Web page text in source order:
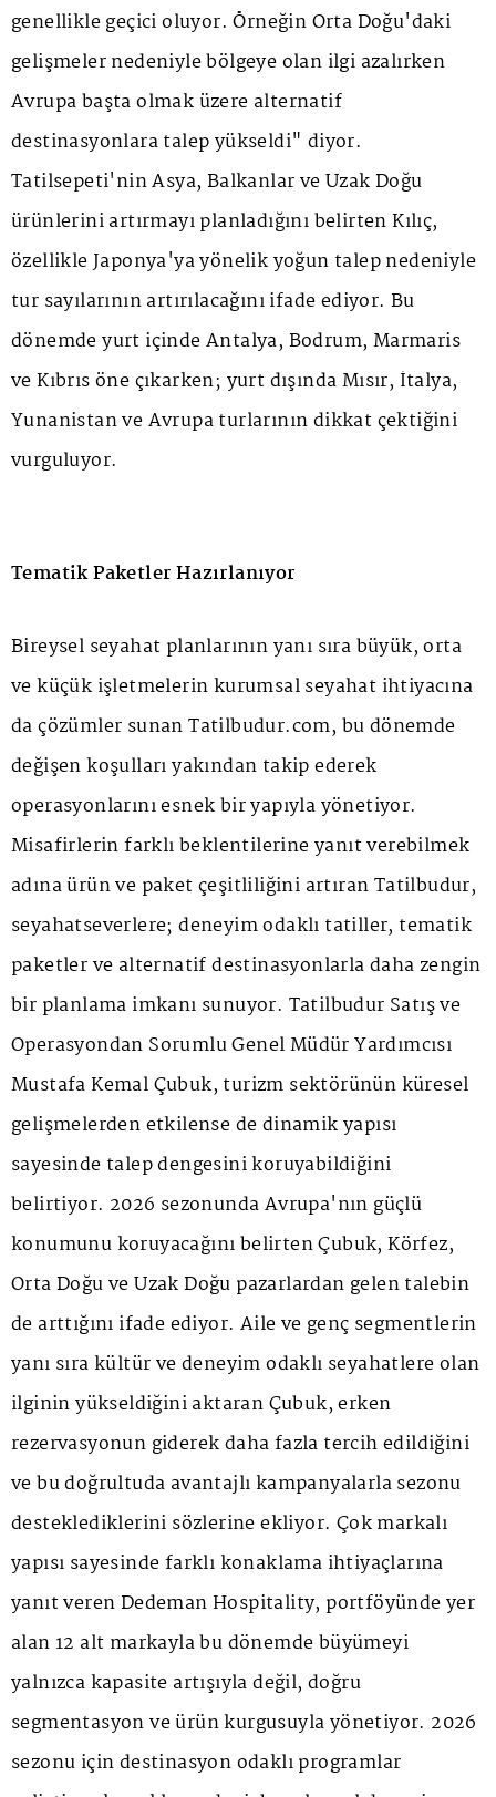
genellikle geçici oluyor. Örneğin Orta Doğu'daki
gelişmeler nedeniyle bölgeye olan ilgi azalırken
Avrupa başta olmak üzere alternatif
destinasyonlara talep yükseldi" diyor.
Tatilsepeti'nin Asya, Balkanlar ve Uzak Doğu
ürünlerini artırmayı planladığını belirten Kılıç,
özellikle Japonya'ya yönelik yoğun talep nedeniyle
tur sayılarının artırılacağını ifade ediyor. Bu
dönemde yurt içinde Antalya, Bodrum, Marmaris
ve Kıbrıs öne çıkarken; yurt dışında Mısır, İtalya,
Yunanistan ve Avrupa turlarının dikkat çektiğini
vurguluyor.
Tematik Paketler Hazırlanıyor
Bireysel seyahat planlarının yanı sıra büyük, orta
ve küçük işletmelerin kurumsal seyahat ihtiyacına
da çözümler sunan Tatilbudur.com, bu dönemde
değişen koşulları yakından takip ederek
operasyonlarını esnek bir yapıyla yönetiyor.
Misafirlerin farklı beklentilerine yanıt verebilmek
adına ürün ve paket çeşitliliğini artıran Tatilbudur,
seyahatseverlere; deneyim odaklı tatiller, tematik
paketler ve alternatif destinasyonlarla daha zengin
bir planlama imkanı sunuyor. Tatilbudur Satış ve
Operasyondan Sorumlu Genel Müdür Yardımcısı
Mustafa Kemal Çubuk, turizm sektörünün küresel
gelişmelerden etkilense de dinamik yapısı
sayesinde talep dengesini koruyabildiğini
belirtiyor. 2026 sezonunda Avrupa'nın güçlü
konumunu koruyacağını belirten Çubuk, Körfez,
Orta Doğu ve Uzak Doğu pazarlardan gelen talebin
de arttığını ifade ediyor. Aile ve genç segmentlerin
yanı sıra kültür ve deneyim odaklı seyahatlere olan
ilginin yükseldiğini aktaran Çubuk, erken
rezervasyonun giderek daha fazla tercih edildiğini
ve bu doğrultuda avantajlı kampanyalarla sezonu
desteklediklerini sözlerine ekliyor. Çok markalı
yapısı sayesinde farklı konaklama ihtiyaçlarına
yanıt veren Dedeman Hospitality, portföyünde yer
alan 12 alt markayla bu dönemde büyümeyi
yalnızca kapasite artışıyla değil, doğru
segmentasyon ve ürün kurgusuyla yönetiyor. 2026
sezonu için destinasyon odaklı programlar